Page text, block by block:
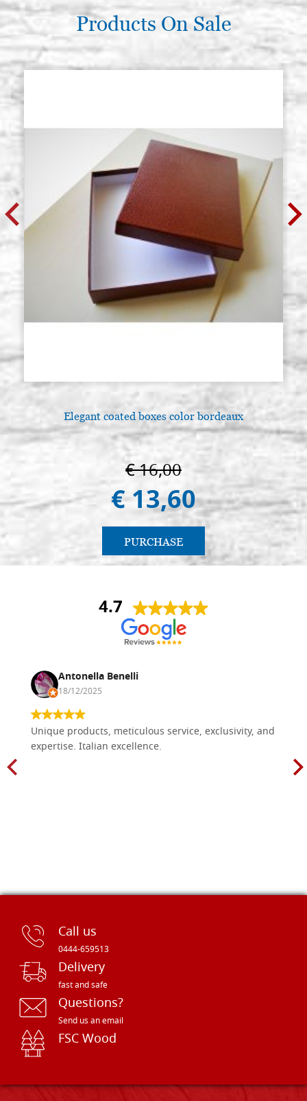
Products On Sale
Elegant coated boxes color bordeaux
€ 16,00
€ 13,60
PURCHASE
4.7
Antonella Benelli
18/12/2025
Unique products, meticulous service, exclusivity, and
expertise. Italian excellence.
Call us
0444-659513
Delivery
fast and safe
Questions?
Send us an email
FSC Wood